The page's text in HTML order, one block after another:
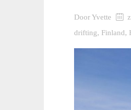
DoorYvette
drifting, Finland,